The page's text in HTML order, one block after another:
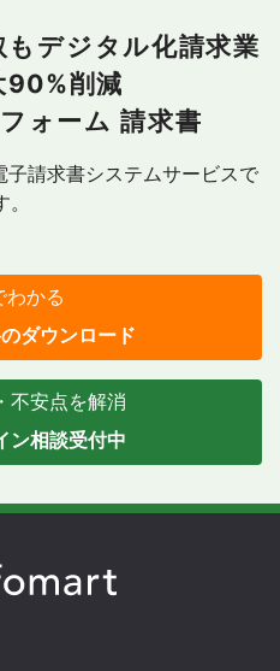
もデジタル化請求業
90%削減
ォーム 請求書
請求書システムサービスで
。
わかる
ダウンロード
不安点を解消
ン相談受付中